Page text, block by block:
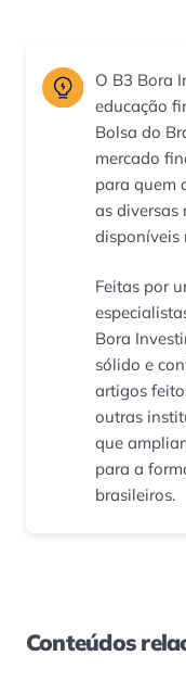
O B3 Bora
educação
Bolsa do
mercado
para quem
as diversas
disponíveis
Feitas por
Bora
sólido e
artigos
outras
que
para a
brasileiros.
Conteúdos